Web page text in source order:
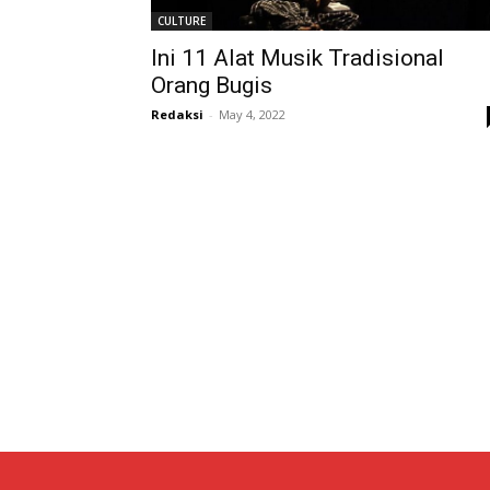
CULTURE
Ini 11 Alat Musik Tradisional
Orang Bugis
Redaksi - May 4, 2022